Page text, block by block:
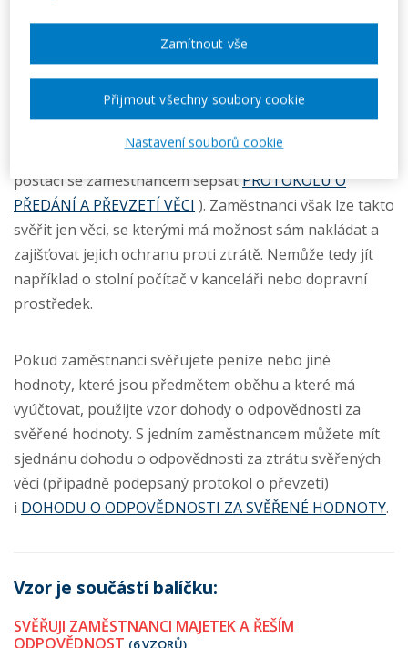
jiné pracovní pomůcky určené k výkonu práce? V
případě, že hodnota věcí převyšuje 50.000,- Kč, je
potřeba uzavřít dohodu o odpovědnosti za ztrátu
svěřených věcí (pokud jde o věci do hodnoty 50.000,- Kč,
postačí se zaměstnancem sepsatPROTOKOLU O
PŘEDÁNÍ A PŘEVZETÍ VĚCI ). Zaměstnanci však lze takto
svěřit jen věci, se kterými má možnost sám nakládat a
zajišťovat jejich ochranu proti ztrátě. Nemůže tedy jít
například o stolní počítač v kanceláři nebo dopravní
prostředek.
Pokud zaměstnanci svěřujete peníze nebo jiné
hodnoty, které jsou předmětem oběhu a které má
vyúčtovat, použijte vzor dohody o odpovědnosti za
svěřené hodnoty. S jedním zaměstnancem můžete mít
sjednánu dohodu o odpovědnosti za ztrátu svěřených
věcí (případně podepsaný protokol o převzetí)
i DOHODU O ODPOVĚDNOSTI ZA SVĚŘENÉ HODNOTY.
Vzor je součástí balíčku:
SVĚŘUJI ZAMĚSTNANCI MAJETEK A ŘEŠÍM
ODPOVĚDNOST (6 VZORŮ)
Nastavení souborů cookie
Zamítnout vše
Přijmout všechny soubory cookie